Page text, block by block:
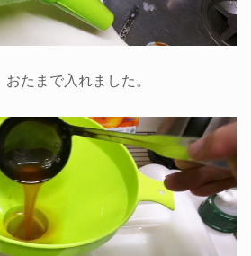
たまで入れました。